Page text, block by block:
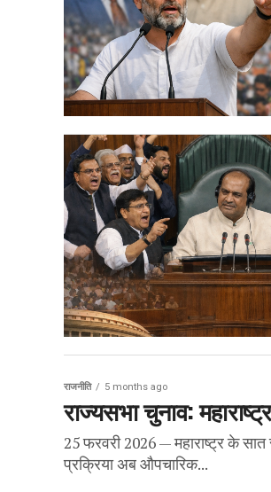
राजनीति 5 months ago
राज्यसभा चुनाव:
25 फरवरी 2026 — महाराष्ट्र के
प्रक्रिया अब औपचारिक...